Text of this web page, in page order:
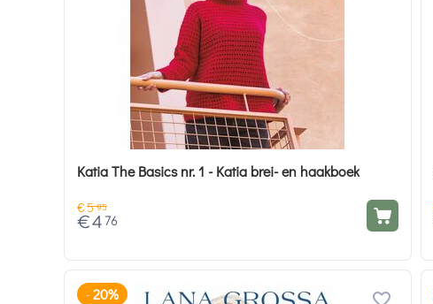
Katia The Basics nr. 1 - Katia brei- en haakboek
€5 95
€4 76
- 20%